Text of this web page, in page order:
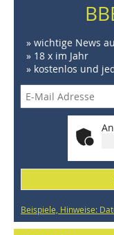
» wichtige News
» 18 x im Jahr
» kostenlos und
Beispiele, Hinweise: